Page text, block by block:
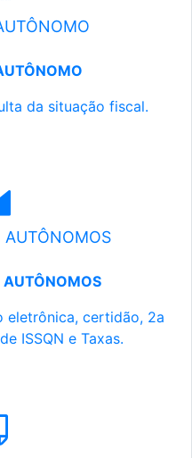
da situação fiscal.
AUTÔNOMOS
AUTÔNOMOS
eletrônica, certidão, 2a
ISSQN e Taxas.